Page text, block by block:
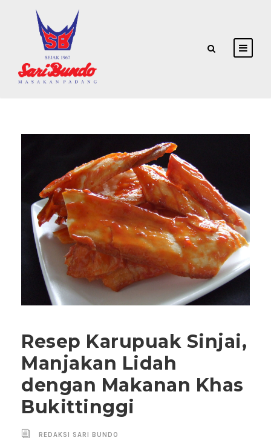
Resep Karupuak Sinjai,
Manjakan Lidah
dengan Makanan Khas
Bukittinggi
REDAKSI SARI BUNDO